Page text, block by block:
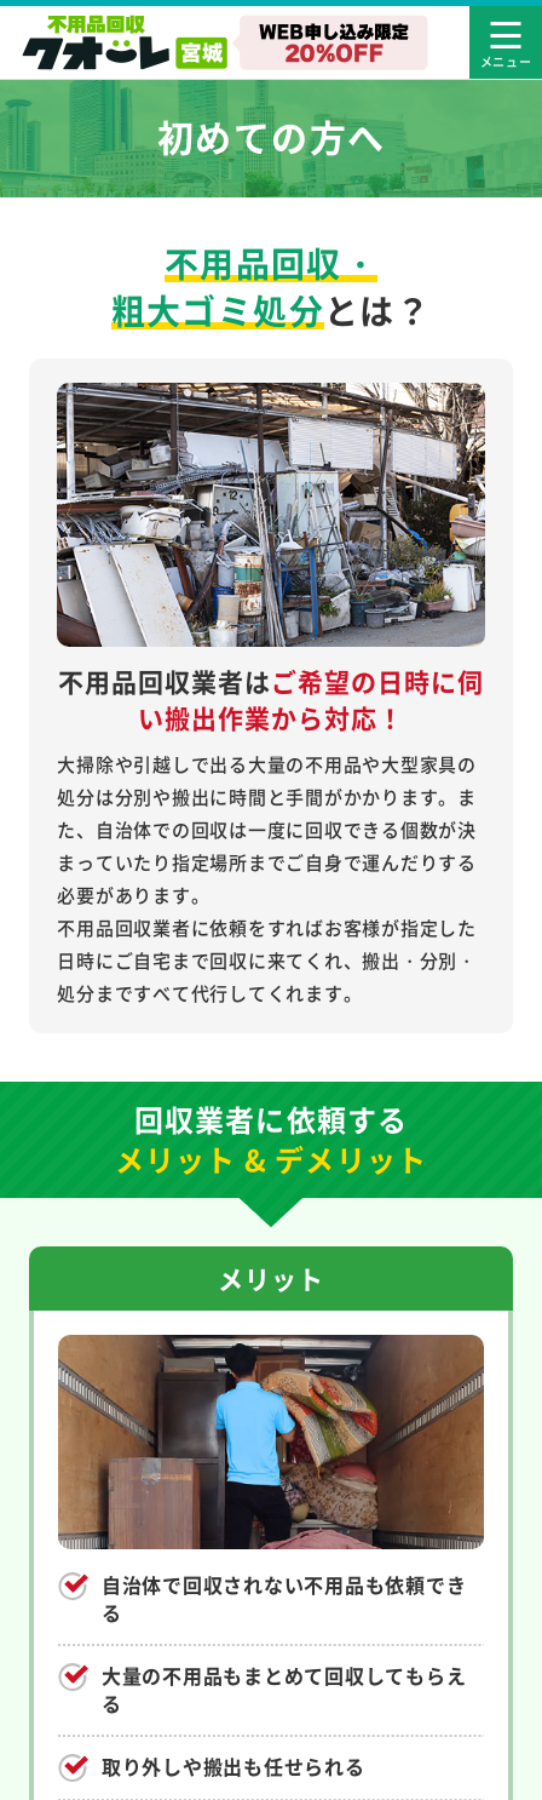
初めての方へ
不用品回収・
粗大ゴミ処分とは？
不用品回収業者はご希望の日時に伺
い搬出作業から対応！
大掃除や引越しで出る大量の不用品や大型家具の
処分は分別や搬出に時間と手間がかかります。ま
た、自治体での回収は一度に回収できる個数が決
まっていたり指定場所までご自身で運んだりする
必要があります。
不用品回収業者に依頼をすればお客様が指定した
日時にご自宅まで回収に来てくれ、搬出・分別・
処分まですべて代行してくれます。
回収業者に依頼する
メリット & デメリット
メリット
自治体で回収されない不用品も依頼でき
る
大量の不用品もまとめて回収してもらえ
る
取り外しや搬出も任せられる